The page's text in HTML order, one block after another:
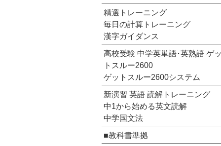
精選トレーニング
毎日の計算トレーニング
漢字ガイダンス
高校受験 中学英単語･英熟語 ゲ
トスルー2600
ゲットスルー2600システム
新演習 英語 読解トレーニング
中1から始める英文読解
中学国文法
■教科書準拠